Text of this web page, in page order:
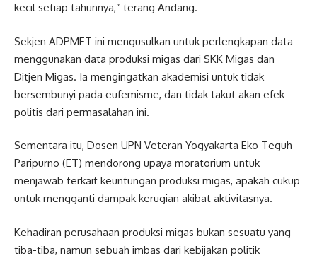
kecil setiap tahunnya,” terang Andang.
Sekjen ADPMET ini mengusulkan untuk perlengkapan data
menggunakan data produksi migas dari SKK Migas dan
Ditjen Migas. Ia mengingatkan akademisi untuk tidak
bersembunyi pada eufemisme, dan tidak takut akan efek
politis dari permasalahan ini.
Sementara itu, Dosen UPN Veteran Yogyakarta Eko Teguh
Paripurno (ET) mendorong upaya moratorium untuk
menjawab terkait keuntungan produksi migas, apakah cukup
untuk mengganti dampak kerugian akibat aktivitasnya.
Kehadiran perusahaan produksi migas bukan sesuatu yang
tiba-tiba, namun sebuah imbas dari kebijakan politik